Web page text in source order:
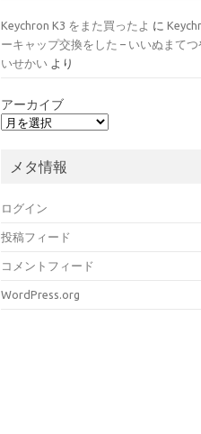
Keychron K3 をまた買ったよ に
ーキャップ交換をした – いいぬまてつ
いせかい より
アーカイブ
メタ情報
ログイン
投稿フィード
コメントフィード
WordPress.org